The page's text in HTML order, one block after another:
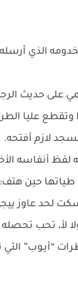
الذي أرسله
على حديث
وتقطع عليا
لازم أفتحه.
لفظ أنفاسه
طياتها حين هتف:
لحد عاوز
لأ، تحب
“أيـوب”